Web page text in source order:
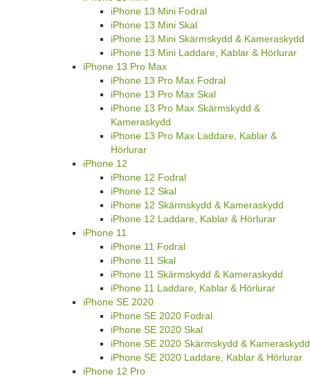
iPhone 13 Mini Fodral
iPhone 13 Mini Skal
iPhone 13 Mini Skärmskydd & Kameraskydd
iPhone 13 Mini Laddare, Kablar & Hörlurar
iPhone 13 Pro Max
iPhone 13 Pro Max Fodral
iPhone 13 Pro Max Skal
iPhone 13 Pro Max Skärmskydd &
Kameraskydd
iPhone 13 Pro Max Laddare, Kablar &
Hörlurar
iPhone 12
iPhone 12 Fodral
iPhone 12 Skal
iPhone 12 Skärmskydd & Kameraskydd
iPhone 12 Laddare, Kablar & Hörlurar
iPhone 11
iPhone 11 Fodral
iPhone 11 Skal
iPhone 11 Skärmskydd & Kameraskydd
iPhone 11 Laddare, Kablar & Hörlurar
iPhone SE 2020
iPhone SE 2020 Fodral
iPhone SE 2020 Skal
iPhone SE 2020 Skärmskydd & Kameraskydd
iPhone SE 2020 Laddare, Kablar & Hörlurar
iPhone 12 Pro